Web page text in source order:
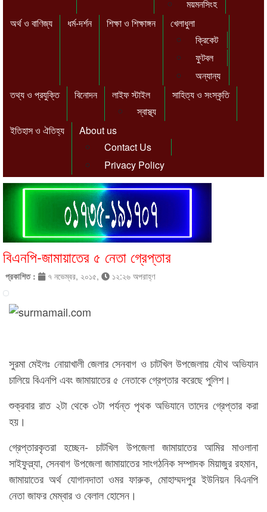
ময়মনসিংহ
অর্থ ও বাণিজ্য
ধর্ম-দর্শন শিক্ষা ও শিক্ষাঙ্গন
খেলাধুলা
ক্রিকেট
ফুটবল
অন্যান্য
তথ্য ও প্রযুক্তি
বিনোদন
লাইফ স্টাইল
স্বাস্থ্য
সাহিত্য ও সংস্কৃতি
ইতিহাস ও ঐতিহ্য
About us
Contact Us
Privacy Policy
বিএনপি-জামায়াতের ৫ নেতা গ্রেপ্তার
প্রকাশিত : ৭ নভেম্বর, ২০১৫, ১২:২৬ অপরাহ্ণ
সুরমা মেইলঃ নোয়াখালী জেলার সেনবাগ ও চাটখিল উপজেলায় যৌথ অভিযান
চালিয়ে বিএনপি এবং জামায়াতের ৫ নেতাকে গ্রেপ্তার করেছে পুলিশ।
শুক্রবার রাত ২টা থেকে ৩টা পর্যন্ত পৃথক অভিযানে তাদের গ্রেপ্তার করা
হয়।
গ্রেপ্তারকৃতরা হচ্ছেন- চাটখিল উপজেলা জামায়াতের আমির মাওলানা
সাইফুল্ল্যা, সেনবাগ উপজেলা জামায়াতের সাংগঠনিক সম্পাদক মিয়াজুর রহমান,
জামায়াতের অর্থ যোগানদাতা ওমর ফারুক, মোহাম্মদপুর ইউনিয়ন বিএনপি
নেতা জাফর মেম্বার ও বেলাল হোসেন।